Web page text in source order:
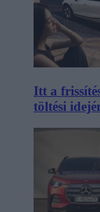
Itt a
töltési